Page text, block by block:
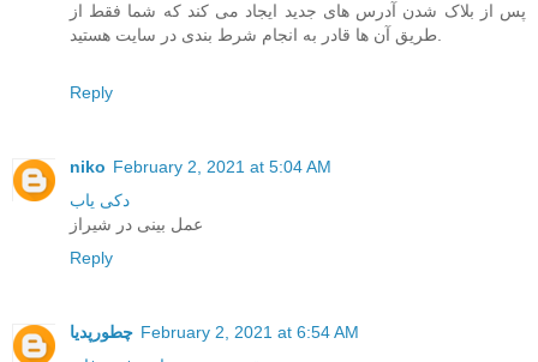
پس از بلاک شدن آدرس های جدید ایجاد می کند که شما فقط از
طریق آن ها قادر به انجام شرط بندی در سایت هستید.
Reply
niko February 2, 2021 at 5:04 AM
دکی یاب
عمل بینی در شیراز
Reply
چطورپدیا February 2, 2021 at 6:54 AM